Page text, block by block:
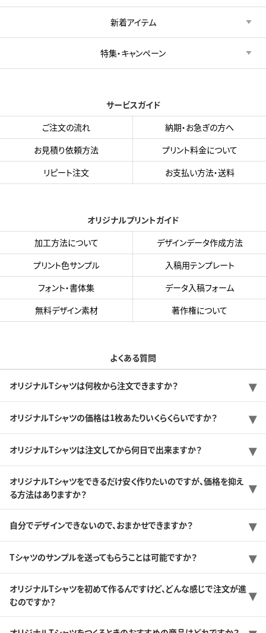
新着アイテム
特集・キャンペーン
サービスガイド
ご注文の流れ
納期・お急ぎの方へ
お見積り依頼方法
プリント料金について
リピート注文
お支払い方法・送料
オリジナルプリントガイド
加工方法について
デザインデータ作成方法
プリント色サンプル
入稿用テンプレート
フォント・書体集
データ入稿フォーム
無料デザイン素材
著作権について
よくある質問
オリジナルTシャツは何枚から注文できますか？
オリジナルTシャツの価格は1枚あたりいくらくらいですか？
オリジナルTシャツは注文してから何日で出来ますか？
オリジナルTシャツをできるだけ安く作りたいのですが、価格を抑え
る方法はありますか？
自分でデザインできないので、おまかせできますか？
Tシャツのサンプルを送ってもらうことは可能ですか？
オリジナルTシャツを初めて作るんですけど、どんな感じで注文が進
むのですか？